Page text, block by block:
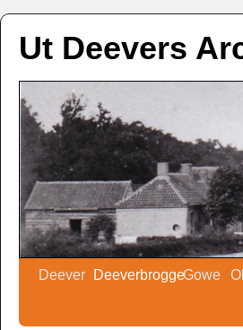
Ut Deevers
Deever DeeverbroggeGowe